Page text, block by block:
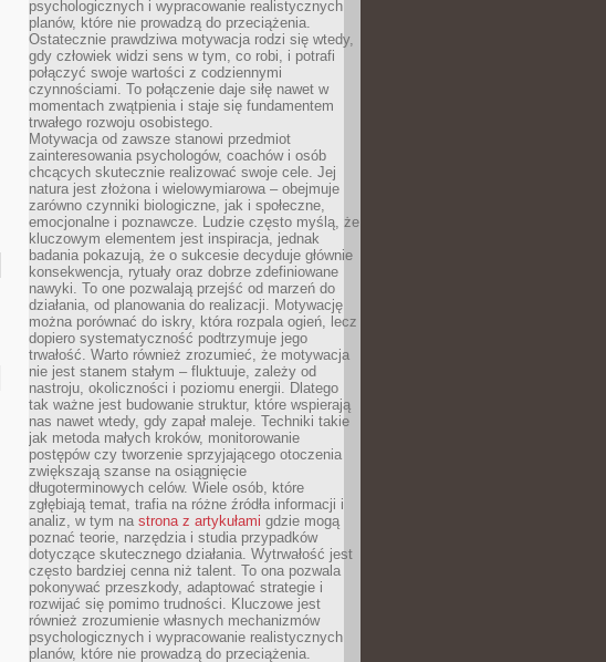
psychologicznych i wypracowanie realistycznych
planów, które nie prowadzą do przeciążenia.
Ostatecznie prawdziwa motywacja rodzi się wtedy,
gdy człowiek widzi sens w tym, co robi, i potrafi
połączyć swoje wartości z codziennymi
czynnościami. To połączenie daje siłę nawet w
momentach zwątpienia i staje się fundamentem
trwałego rozwoju osobistego.
Motywacja od zawsze stanowi przedmiot
zainteresowania psychologów, coachów i osób
chcących skutecznie realizować swoje cele. Jej
natura jest złożona i wielowymiarowa – obejmuje
zarówno czynniki biologiczne, jak i społeczne,
emocjonalne i poznawcze. Ludzie często myślą, że
kluczowym elementem jest inspiracja, jednak
badania pokazują, że o sukcesie decyduje głównie
konsekwencja, rytuały oraz dobrze zdefiniowane
nawyki. To one pozwalają przejść od marzeń do
działania, od planowania do realizacji. Motywację
można porównać do iskry, która rozpala ogień, lecz
dopiero systematyczność podtrzymuje jego
trwałość. Warto również zrozumieć, że motywacja
nie jest stanem stałym – fluktuuje, zależy od
nastroju, okoliczności i poziomu energii. Dlatego
tak ważne jest budowanie struktur, które wspierają
nas nawet wtedy, gdy zapał maleje. Techniki takie
jak metoda małych kroków, monitorowanie
postępów czy tworzenie sprzyjającego otoczenia
zwiększają szanse na osiągnięcie
długoterminowych celów. Wiele osób, które
zgłębiają temat, trafia na różne źródła informacji i
analiz, w tym na strona z artykułami gdzie mogą
poznać teorie, narzędzia i studia przypadków
dotyczące skutecznego działania. Wytrwałość jest
często bardziej cenna niż talent. To ona pozwala
pokonywać przeszkody, adaptować strategie i
rozwijać się pomimo trudności. Kluczowe jest
również zrozumienie własnych mechanizmów
psychologicznych i wypracowanie realistycznych
planów, które nie prowadzą do przeciążenia.